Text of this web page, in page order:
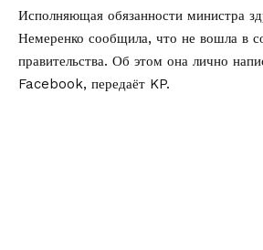
Исполняющая обязанности министра
Немеренко сообщила, что не вошла в
правительства. Об этом она лично
Facebook, передаёт KP.